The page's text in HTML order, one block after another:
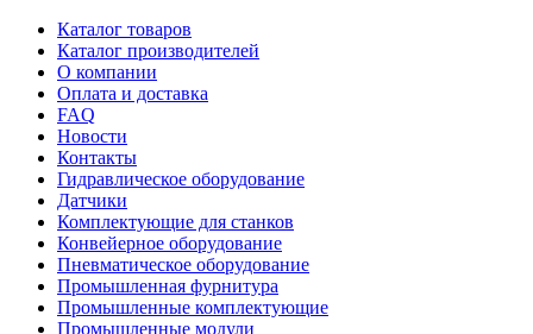
Каталог товаров
Каталог производителей
О компании
Оплата и доставка
FAQ
Новости
Контакты
Гидравлическое оборудование
Датчики
Комплектующие для станков
Конвейерное оборудование
Пневматическое оборудование
Промышленная фурнитура
Промышленные комплектующие
Промышленные модули